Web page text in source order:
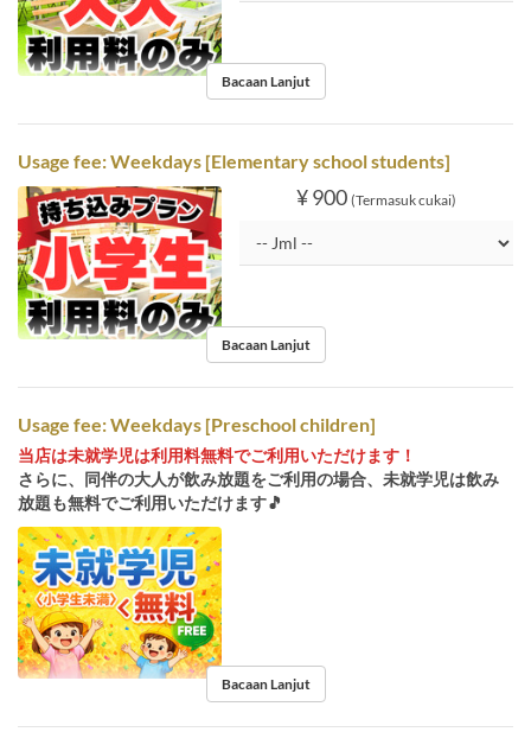
Bacaan Lanjut
Usage fee: Weekdays [Elementary school students]
¥ 900 (Termasuk cukai)
Bacaan Lanjut
Usage fee: Weekdays [Preschool children]
当店は未就学児は利用料無料でご利用いただけます！
さらに、同伴の大人が飲み放題をご利用の場合、未就学児は飲み
放題も無料でご利用いただけます🎵
Bacaan Lanjut